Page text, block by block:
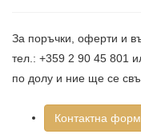
За поръчки, оферти и
тел.: +359 2 90 45 801
по долу и ние ще се
Контактна